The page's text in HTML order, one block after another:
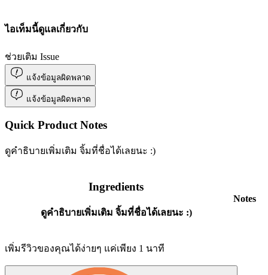
ไอเท็มนี้ดูแลเกี่ยวกับ
ช่วยเติม Issue
แจ้งข้อมูลผิดพลาด
แจ้งข้อมูลผิดพลาด
Quick Product Notes
ดูคำธิบายเพิ่มเติม จิ้มที่ชื่อได้เลยนะ :)
Ingredients
ดูคำธิบายเพิ่มเติม จิ้มที่ชื่อได้เลยนะ :)
Notes
เพิ่มรีวิวของคุณได้ง่ายๆ แค่เพียง 1 นาที